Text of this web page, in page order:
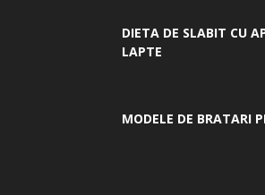
DIETA DE SLABIT CU
LAPTE
MODELE DE BRATARI